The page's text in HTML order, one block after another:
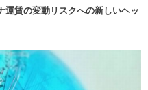
運賃の変動リスクへの新しいヘッ